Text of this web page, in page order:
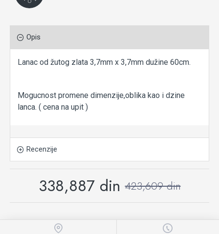
Opis
Lanac od žutog zlata 3,7mm x 3,7mm dužine 60cm.
Mogucnost promene dimenzije,oblika kao i dzine
lanca. ( cena na upit )
Recenzije
338,887 din 423,609 din